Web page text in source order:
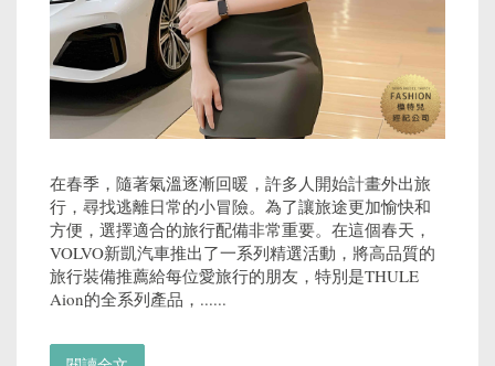
在春季，隨著氣溫逐漸回暖，許多人開始計畫外出旅
行，尋找逃離日常的小冒險。為了讓旅途更加愉快和
方便，選擇適合的旅行配備非常重要。在這個春天，
VOLVO新凱汽車推出了一系列精選活動，將高品質的
旅行裝備推薦給每位愛旅行的朋友，特別是THULE
Aion的全系列產品，......